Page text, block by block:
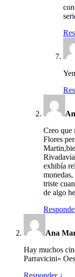
Creo que
Flores
exhibía
triste
de algo
Ana
Hay muchos
Parravicini»
Responder ↓